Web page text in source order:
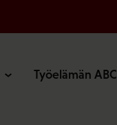
Työelämän ABC